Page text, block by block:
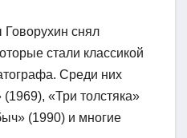
Говорухин снял
стали классикой
Среди них
«Три толстяка»
(1990) и многие